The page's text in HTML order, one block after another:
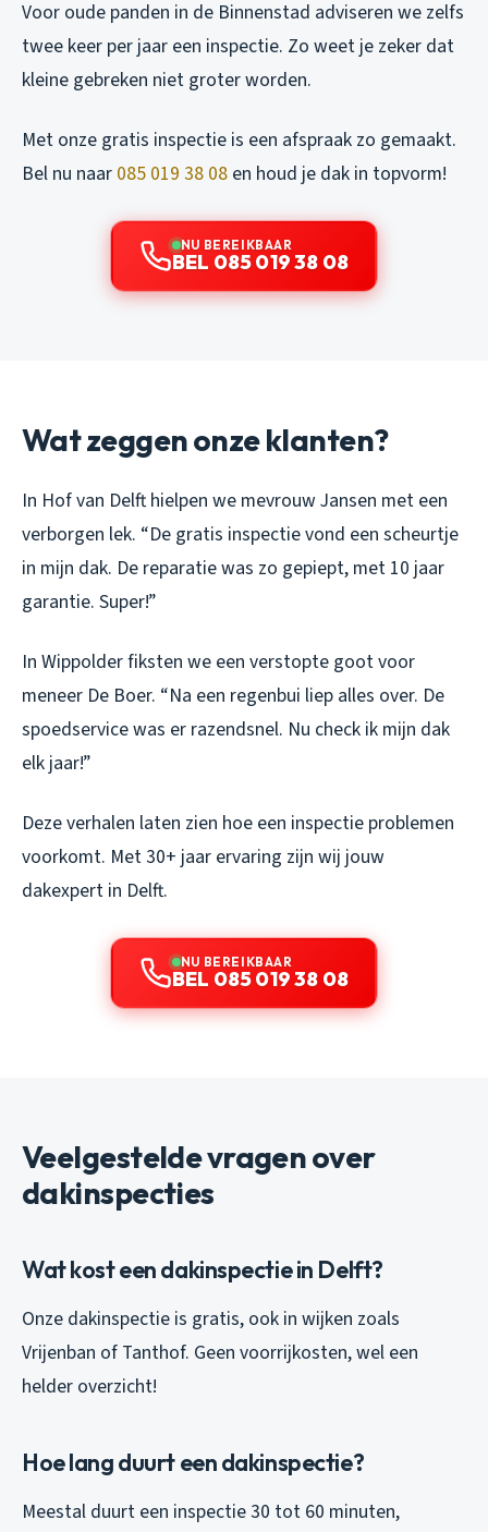
Voor oude panden in de Binnenstad adviseren we zelfs
twee keer per jaar een inspectie. Zo weet je zeker dat
kleine gebreken niet groter worden.
Met onze gratis inspectie is een afspraak zo gemaakt.
Bel nu naar 085 019 38 08 en houd je dak in topvorm!
NU BEREIKBAAR
BEL 085 019 38 08
Wat zeggen onze klanten?
In Hof van Delft hielpen we mevrouw Jansen met een
verborgen lek. “De gratis inspectie vond een scheurtje
in mijn dak. De reparatie was zo gepiept, met 10 jaar
garantie. Super!”
In Wippolder fiksten we een verstopte goot voor
meneer De Boer. “Na een regenbui liep alles over. De
spoedservice was er razendsnel. Nu check ik mijn dak
elk jaar!”
Deze verhalen laten zien hoe een inspectie problemen
voorkomt. Met 30+ jaar ervaring zijn wij jouw
dakexpert in Delft.
NU BEREIKBAAR
BEL 085 019 38 08
Veelgestelde vragen over
dakinspecties
Wat kost een dakinspectie in Delft?
Onze dakinspectie is gratis, ook in wijken zoals
Vrijenban of Tanthof. Geen voorrijkosten, wel een
helder overzicht!
Hoe lang duurt een dakinspectie?
Meestal duurt een inspectie 30 tot 60 minuten,